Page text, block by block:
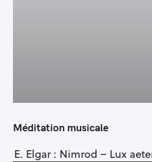
Méditation musicale
E. Elgar : Nimrod – Lux